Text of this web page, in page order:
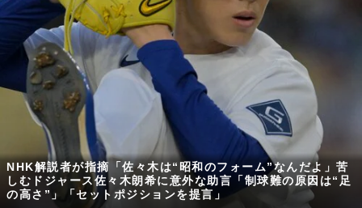
NHK解説者が指摘「佐々木は“昭和のフォーム”なんだよ」苦
しむドジャース佐々木朗希に意外な助言「制球難の原因は“足
の高さ”」「セットポジションを提言」